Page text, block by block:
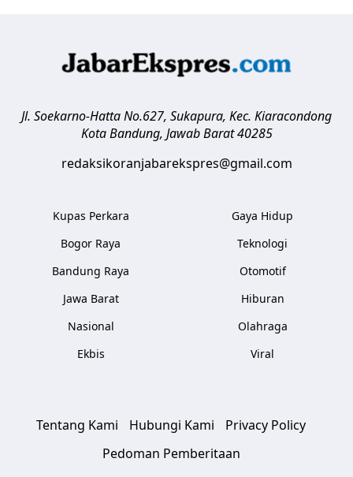
Jl. Soekarno-Hatta No.627, Sukapura, Kec. Kiaracondong
Kota Bandung, Jawab Barat 40285
redaksikoranjabarekspres@gmail.com
Kupas Perkara
Bogor Raya
Bandung Raya
Jawa Barat
Nasional
Ekbis
Gaya Hidup
Teknologi
Otomotif
Hiburan
Olahraga
Viral
Tentang Kami Hubungi Kami
Privacy Policy
Pedoman Pemberitaan